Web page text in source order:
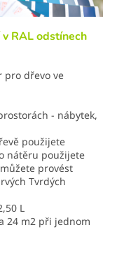
RAL odstínech
pro dřevo ve
- nábytek,
použijete
nátěru použijete
provést
Tvrdých
L
24 m2 při jednom